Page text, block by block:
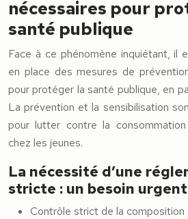
nécessaires pour
santé publique
Face à ce phénomène inquiétant, il
en place des mesures de
pour protéger la santé publique, en
La prévention et la sensibilisation
pour lutter contre la
chez les jeunes.
La nécessité d’une
stricte : un besoin urgent
Contrôle strict de la